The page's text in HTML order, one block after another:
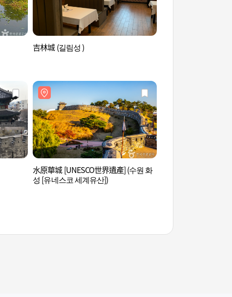
吉林城 (길림성 )
水原華城 [UNESCO世界遺產] (수원 화
성 [유네스코 세계유산])